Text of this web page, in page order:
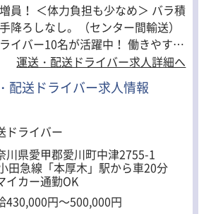
め＞ バラ積
降ろしなし。（センター間輸送）
イバー10名が活躍中！ 働きやすい
制度あり＞ 入
』が取得できます！ 資格取得にか
全額負担するので、安心してスキ
運送・配送ドライバー求人詳細へ
配送ドライバー求人情報
ドライバー
川県愛甲郡愛川町中津2755-1
田急線「本厚木」駅から車20分
イカー通勤OK
430,000円～500,000円